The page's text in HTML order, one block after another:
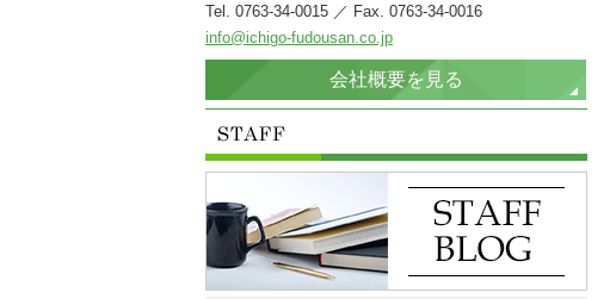
Tel. 0763-34-0015 ／ Fax. 0763-34-0016
info@ichigo-fudousan.co.jp
会社概要を見る